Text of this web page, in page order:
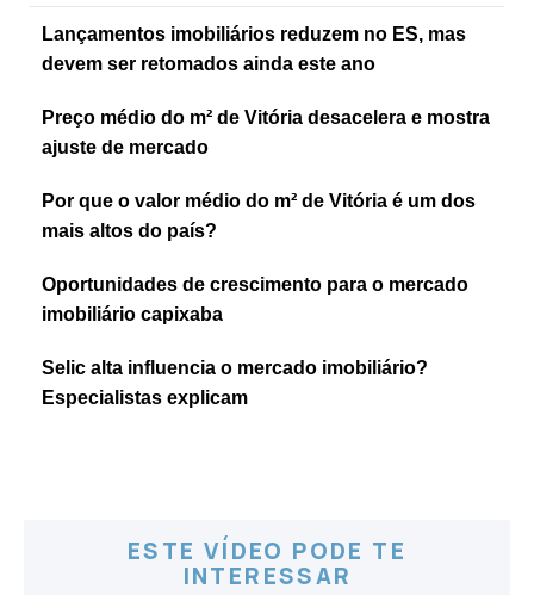
Lançamentos imobiliários reduzem no ES, mas
devem ser retomados ainda este ano
Preço médio do m² de Vitória desacelera e mostra
ajuste de mercado
Por que o valor médio do m² de Vitória é um dos
mais altos do país?
Oportunidades de crescimento para o mercado
imobiliário capixaba
Selic alta influencia o mercado imobiliário?
Especialistas explicam
ESTE VÍDEO PODE TE
INTERESSAR